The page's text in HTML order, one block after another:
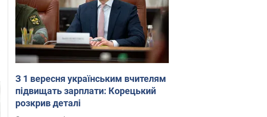
З 1 вересня українським вчителям
підвищать зарплати: Корецький
розкрив деталі